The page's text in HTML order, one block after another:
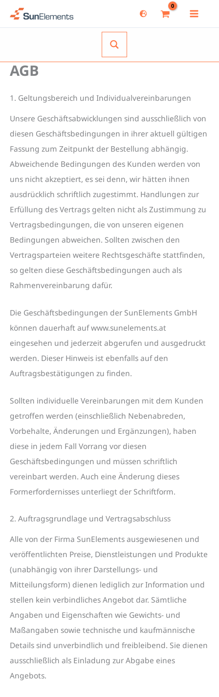
Inhalt
AGB
1. Geltungsbereich und Individualvereinbarungen
Unsere Geschäftsabwicklungen sind ausschließlich von
diesen Geschäftsbedingungen in ihrer aktuell gültigen
Fassung zum Zeitpunkt der Bestellung abhängig.
Abweichende Bedingungen des Kunden werden von
uns nicht akzeptiert, es sei denn, wir hätten ihnen
ausdrücklich schriftlich zugestimmt. Handlungen zur
Erfüllung des Vertrags gelten nicht als Zustimmung zu
Vertragsbedingungen, die von unseren eigenen
Bedingungen abweichen. Sollten zwischen den
Vertragsparteien weitere Rechtsgeschäfte stattfinden,
so gelten diese Geschäftsbedingungen auch als
Rahmenvereinbarung dafür.
Die Geschäftsbedingungen der SunElements GmbH
können dauerhaft auf www.sunelements.at
eingesehen und jederzeit abgerufen und ausgedruckt
werden. Dieser Hinweis ist ebenfalls auf den
Auftragsbestätigungen zu finden.
Sollten individuelle Vereinbarungen mit dem Kunden
getroffen werden (einschließlich Nebenabreden,
Vorbehalte, Änderungen und Ergänzungen), haben
diese in jedem Fall Vorrang vor diesen
Geschäftsbedingungen und müssen schriftlich
vereinbart werden. Auch eine Änderung dieses
Formerfordernisses unterliegt der Schriftform.
2. Auftragsgrundlage und Vertragsabschluss
Alle von der Firma SunElements ausgewiesenen und
veröffentlichten Preise, Dienstleistungen und Produkte
(unabhängig von ihrer Darstellungs- und
Mitteilungsform) dienen lediglich zur Information und
stellen kein verbindliches Angebot dar. Sämtliche
Angaben und Eigenschaften wie Gewichts- und
Maßangaben sowie technische und kaufmännische
Details sind unverbindlich und freibleibend. Sie dienen
ausschließlich als Einladung zur Abgabe eines
Angebots.